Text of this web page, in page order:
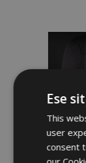
Ese
This
user
consent